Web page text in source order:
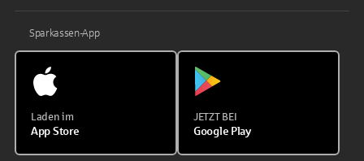
Sparkassen-App
Laden im
App Store
JETZT BEI
Google Play